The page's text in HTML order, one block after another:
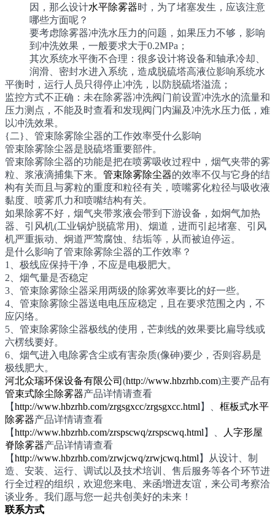
因，那么设计水平除雾器时，为了堵塞发生，应该注意
哪些方面呢？
要考虑除雾器冲洗水压力的问题，如果压力不够，影响
到冲洗效果，一般要求大于0.2MPa；
其次系统水平衡不合理：很多设计将设备和轴承冷却、
润滑、密封水进入系统，造成脱硫塔高液位影响系统水
平衡时，运行人员只得停止冲洗，以防脱硫塔溢流；
监控方式不正确：未在除雾器冲洗阀门前设置冲洗水的流量和
压力测点，不能及时查看和发现阀门内漏及冲洗水压力低，难
以冲洗效果。
{二}、管束除雾除尘器的工作效率受什么影响
管束除雾除尘器是脱硫塔重要部件。
管束除雾除尘器的功能是把在喷雾吸收过程中，烟气夹带的雾
粒、浆液滴捕集下来。 管束除雾除尘器的效率不仅与它身的结
构有关而且与雾粒的重度和粒径有关，喷嘴雾化粒径与吸收液
黏度、喷雾爪力和喷嘴结构有关。
如果除雾不好，烟气夹带浆液会带到下游设备，如炯气加热
器、引风机(工业锅炉脱硫常用)、烟道，进而引起堵塞、引风
机严重振动、炯道严莺腐蚀、结垢等，从而被迫停运。
是什么影响了管束除雾除尘器的工作效率？
1、极线应保持干净，不应是电极肥大。
2、烟气量是否稳定
3、管束除雾除尘器采用两级的除雾效率要比的好一些。
4、管束除雾除尘器送电电压应稳定，且在要求范围之内，不
应闪络。
5、管束除雾除尘器极线的使用，芒刺线的效果要比扁导线或
六楞线要好。
6、烟气进入电除雾含尘或有害杂质(像砷)要少，否则容易是
极线肥大。
河北众瑞环保设备有限公司 (http://www.hbzrhb.com)主要产品有
管束式除尘除雾器产品详情请查看
【http://www.hbzrhb.com/zrgsgxcc/zrgsgxcc.html 】、 框板式水平
除雾器产品详情请查看
【http://www.hbzrhb.com/zrspscwq/zrspscwq.html 】、
人字形屋
脊除雾器产品详情请查看
【http://www.hbzrhb.com/zrwjcwq/zrwjcwq.html 】从设计、制
造、安装、运行、调试以及技术培训、售后服务等各个环节进
行全过程的组织，欢迎您来电、来函增进友谊，来公司考察洽
谈业务。我们愿与您一起共创美好的未来！
联系方式